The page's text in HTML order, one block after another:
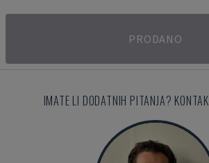
PRODANO
IMATE LI DODATNIH PITANJA?